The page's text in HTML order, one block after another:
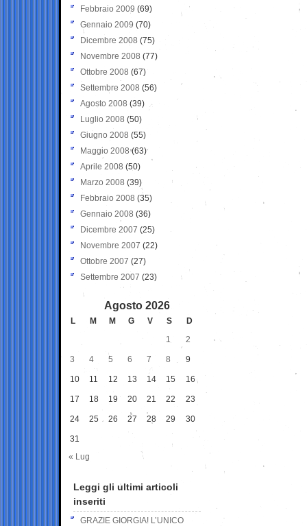
Febbraio 2009 (69)
Gennaio 2009 (70)
Dicembre 2008 (75)
Novembre 2008 (77)
Ottobre 2008 (67)
Settembre 2008 (56)
Agosto 2008 (39)
Luglio 2008 (50)
Giugno 2008 (55)
Maggio 2008(63)
Aprile 2008 (50)
Marzo 2008 (39)
Febbraio 2008 (35)
Gennaio 2008 (36)
Dicembre 2007 (25)
Novembre 2007 (22)
Ottobre 2007 (27)
Settembre 2007 (23)
Agosto 2026
L M M G V S
D
1
2
3 4 5 6 7 8 9
10 11 12 13 14 15 16
17 18 19 20 21 22 23
24 25 26 27 28 29 30
31
« Lug
Leggi gli ultimi articoli
inseriti
GRAZIE GIORGIA! L’UNICO